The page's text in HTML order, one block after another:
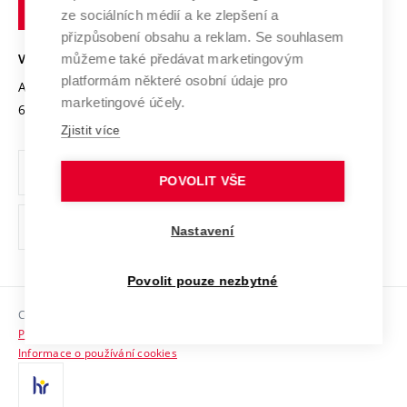
Open Science
Projekty
Projekty ze strukturálních fondů
Specifický výzkum
Mezinárodní dohody
Univerzitní sítě
Podnikavá univerzita / ContriBUTe
Bezpečná univerzita
Vyznamenání
Organizační struktura
Ochrana osobních údajů
odkaz)
Sociální bezpečí
HR Award
Kontakty
technické
VYSOKÉ UČENÍ TECHNICKÉ V BRNĚ
Antonínská 548/1
602 00 Brno
www.vut.cz
vut@vutbr.cz
Copyright © 2026 VUT
Prohlášení o přístupnosti
Informace o používání cookies
ze sociálních médií a ke zlepšení a
přizpůsobení obsahu a reklam. Se souhlasem
můžeme také předávat marketingovým
platformám některé osobní údaje pro
marketingové účely.
Zjistit více
POVOLIT VŠE
Nastavení
Povolit pouze nezbytné